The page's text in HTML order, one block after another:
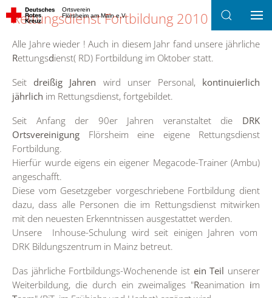
Ortsverein
Flörsheim am Main e.V.
Rettungsdienst Fortbildung 2010
Alle Jahre wieder ! Auch in diesem Jahr fand unsere jährliche
Rettungsdienst( RD) Fortbildung im Oktober statt.
Seit dreißig Jahren wird unser Personal, kontinuierlich
jährlich im Rettungsdienst, fortgebildet.
Seit Anfang der 90er Jahren veranstaltet die DRK
Ortsvereinigung Flörsheim eine eigene Rettungsdienst
Fortbildung.
Hierfür wurde eigens ein eigener Megacode-Trainer (Ambu)
angeschafft.
Diese vom Gesetzgeber vorgeschriebene Fortbildung dient
dazu, dass alle Personen die im Rettungsdienst mitwirken
mit den neuesten Erkenntnissen ausgestattet werden.
Unsere Inhouse-Schulung wird seit einigen Jahren vom
DRK Bildungszentrum in Mainz betreut.
Das jährliche Fortbildungs-Wochenende ist ein Teil unserer
Weiterbildung, die durch ein zweimaliges "Reanimation im